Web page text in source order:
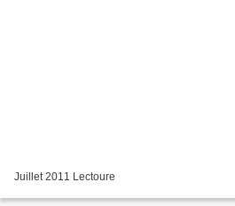
Juillet 2011 Lectoure